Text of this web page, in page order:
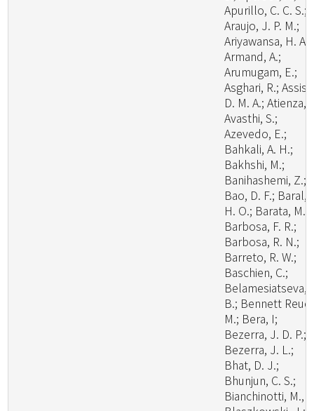
Apurillo, C. C. S.;
Araujo, J. P. M.;
Ariyawansa, H. A.;
Armand, A.;
Arumugam, E.;
Asghari, R.; Assis,
D. M. A.; Atienza,
Avasthi, S.;
Azevedo, E.;
Bahkali, A. H.;
Bakhshi, M.;
Banihashemi, Z.;
Bao, D. F.; Baral,
H. O.; Barata, M.;
Barbosa, F. R.;
Barbosa, R. N.;
Barreto, R. W.;
Baschien, C.;
Belamesiatseva,
B.; Bennett
M.; Bera, I;
Bezerra, J. D. P.;
Bezerra, J. L.;
Bhat, D. J.;
Bhunjun, C. S.;
Bianchinotti, M.,